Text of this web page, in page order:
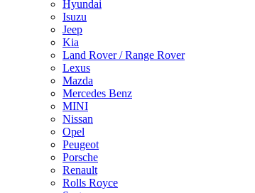
Hyundai
Isuzu
Jeep
Kia
Land Rover / Range Rover
Lexus
Mazda
Mercedes Benz
MINI
Nissan
Opel
Peugeot
Porsche
Renault
Rolls Royce